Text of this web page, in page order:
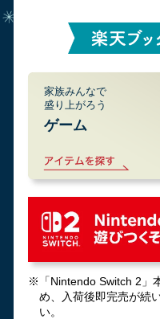
家族みんなで
盛り上がろう
ゲーム
※「Nintendo Switch 2」
め、入荷後即完売が続
い。